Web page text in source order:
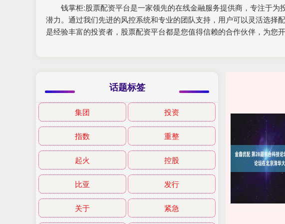
钱掌柜:股票配资平台是一家领先的在线金融服务提供商，专注于
潜力。通过我们先进的风控系统和专业的团队支持，用户可以灵活选
是经验丰富的投资者，股票配资平台都是您值得信赖的合作伙伴，为您开
话题标签
集团 投资
指数 重整
起火 控股
比亚 发行
关于 紧急